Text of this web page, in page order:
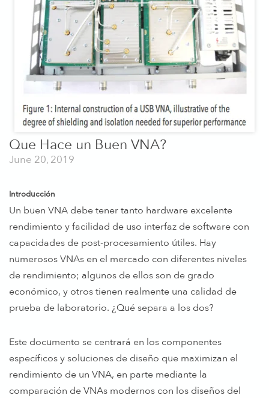
Que Hace un Buen VNA?
June 20, 2019
Introducción
Un buen VNA debe tener tanto hardware excelente
rendimiento y facilidad de uso interfaz de software con
capacidades de post-procesamiento útiles. Hay
numerosos VNAs en el mercado con diferentes niveles
de rendimiento; algunos de ellos son de grado
económico, y otros tienen realmente una calidad de
prueba de laboratorio. ¿Qué separa a los dos?
Este documento se centrará en los componentes
específicos y soluciones de diseño que maximizan el
rendimiento de un VNA, en parte mediante la
comparación de VNAs modernos con los diseños del